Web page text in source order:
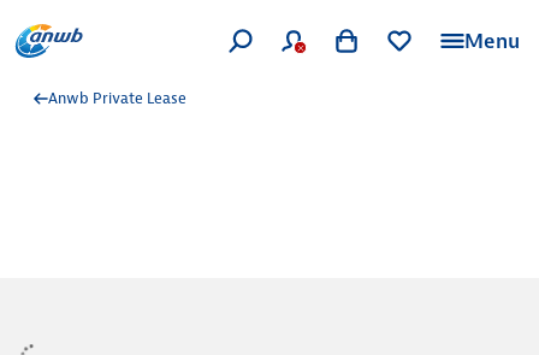
Menu
Anwb Private Lease